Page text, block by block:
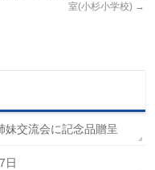
室(小杉小学校) →
妹交流会に記念品贈呈
日